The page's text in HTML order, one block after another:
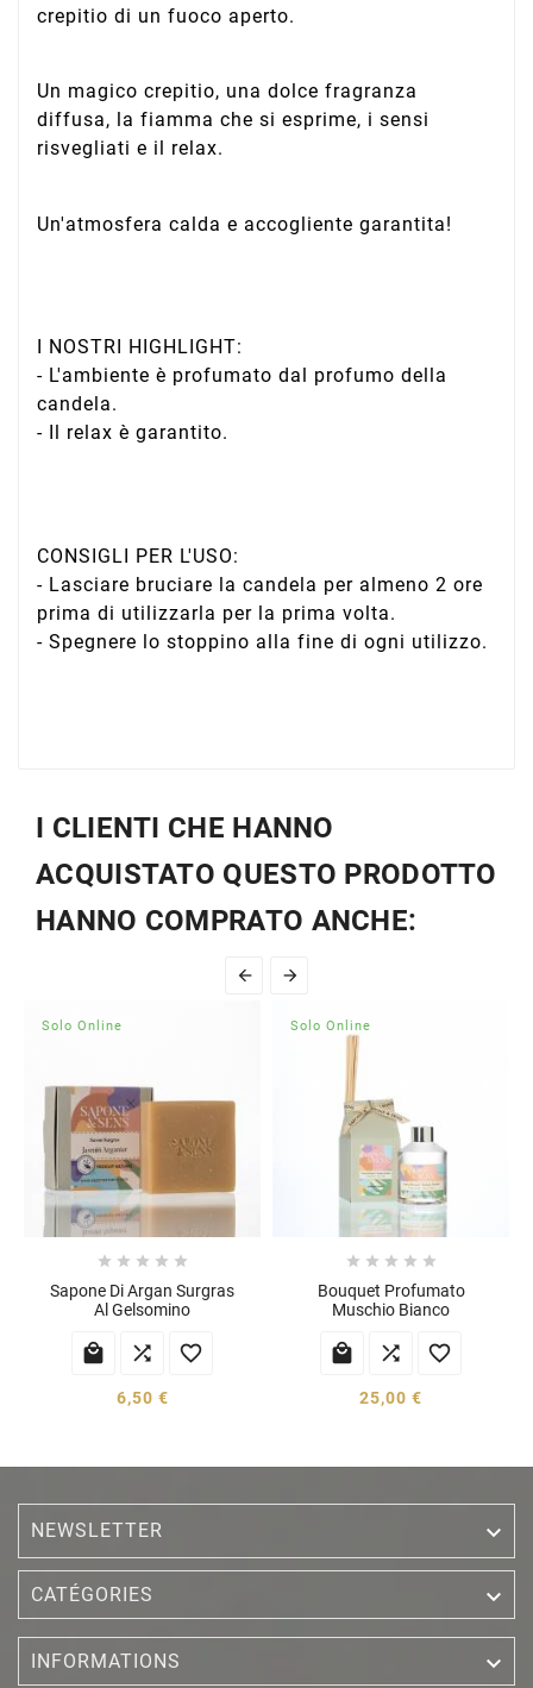
crepitio di un fuoco aperto.
Un magico crepitio, una dolce fragranza
diffusa, la fiamma che si esprime, i sensi
risvegliati e il relax.
Un'atmosfera calda e accogliente garantita!
I NOSTRI HIGHLIGHT:
- L'ambiente è profumato dal profumo della
candela.
- Il relax è garantito.
CONSIGLI PER L'USO:
- Lasciare bruciare la candela per almeno 2 ore
prima di utilizzarla per la prima volta.
- Spegnere lo stoppino alla fine di ogni utilizzo.
I CLIENTI CHE HANNO
ACQUISTATO QUESTO PRODOTTO
HANNO COMPRATO ANCHE:
 
Solo Online
    
Sapone Di Argan Surgras
Al Gelsomino
  
6,50 €
Solo Online
    
Bouquet Profumato
Muschio Bianco
  
25,00 €
NEWSLETTER 
CATÉGORIES 
INFORMATIONS 